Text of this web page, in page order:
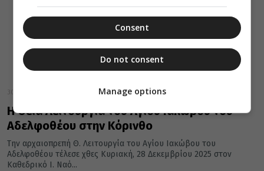
30 Δεκεμβρίου 2025
Η Θεία Λειτουργία του Αγίου Ιακώβου του
Αδελφοθέου στην Κόρινθο
Την αρχαιοπρεπή Θ. Λειτουργία του Αγίου Ιακώβου του
Αδελφοθέου τέλεσε χθες Κυριακή, 28 Δεκεμβρίου 2025 στον
Καθεδρικό Ι. Ναό...
Consent
Do not consent
Manage options